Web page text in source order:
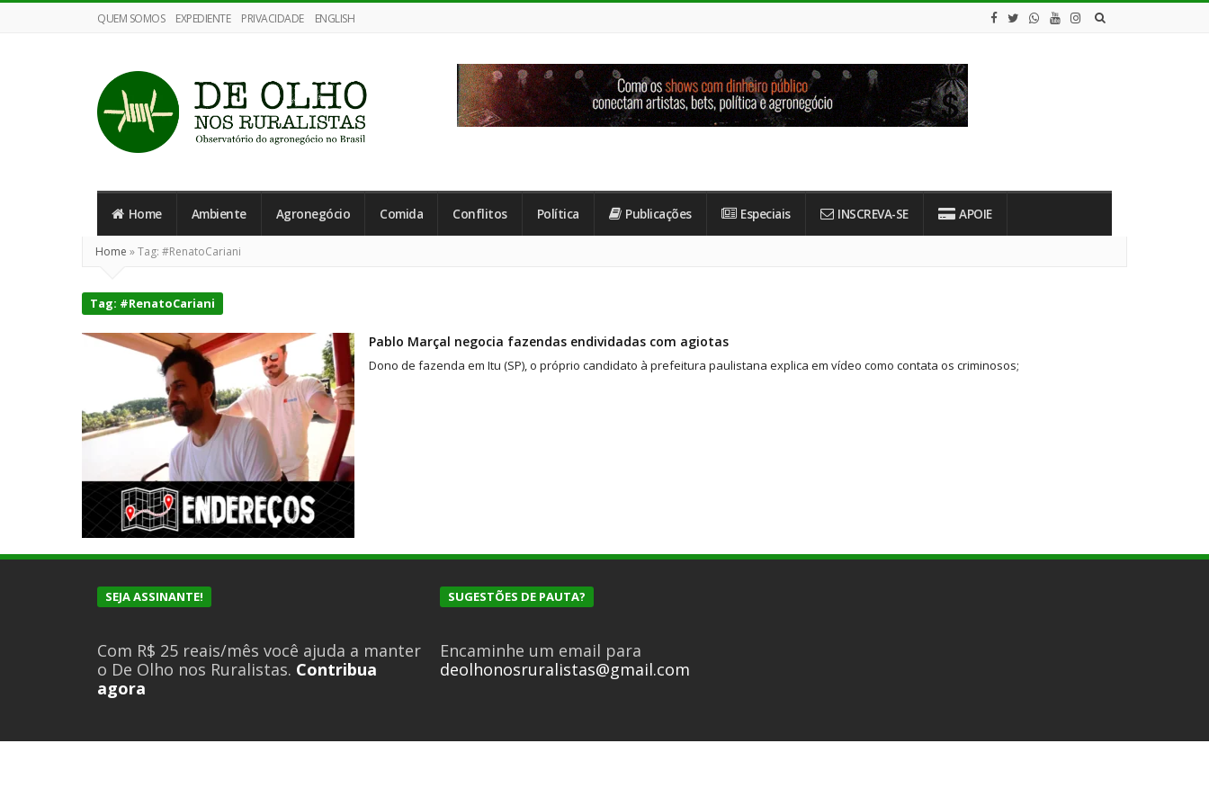
QUEM SOMOS EXPEDIENTE PRIVACIDADE ENGLISH
Olho
nos
Ruralistas
Home Ambiente Agronegócio Comida Conflitos Política Publicações Especiais INSCREVA-SE APOIE
Home »Tag: #RenatoCariani
Tag: #RenatoCariani
Pablo Marçal negocia fazendas endividadas com agiotas
Dono de fazenda em Itu (SP), o próprio candidato à prefeitura paulistana explica em vídeo como contata os criminosos;
SEJA ASSINANTE!
Com R$ 25 reais/mês você ajuda a manter
o De Olho nos Ruralistas. Contribua
agora
SUGESTÕES DE PAUTA?
Encaminhe um email para
deolhonosruralistas@gmail.com